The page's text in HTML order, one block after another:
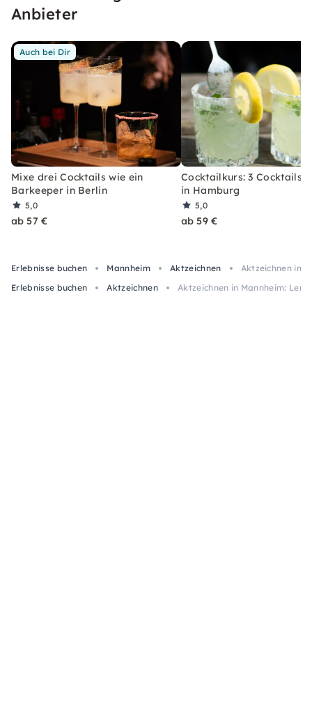
wirst.
Anbieter
Auch bei Dir
Mixe drei Cocktails wie ein
Barkeeper in Berlin
5,0
ab 57 €
Cocktailkurs: 3 Cocktails
in Hamburg
5,0
ab 59 €
Erlebnisse buchen Mannheim Aktzeichnen
Aktzeichnen in
Erlebnisse buchen
Aktzeichnen Aktzeichnen in Mannheim: